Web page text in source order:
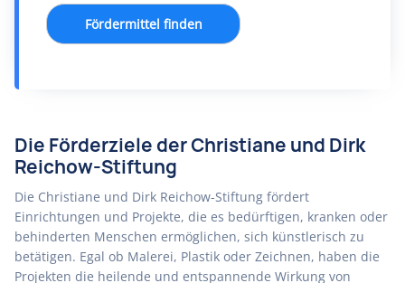
Fördermittel finden
Die Förderziele der Christiane und Dirk
Reichow-Stiftung
Die Christiane und Dirk Reichow-Stiftung fördert
Einrichtungen und Projekte, die es bedürftigen, kranken oder
behinderten Menschen ermöglichen, sich künstlerisch zu
betätigen. Egal ob Malerei, Plastik oder Zeichnen, haben die
Projekten die heilende und entspannende Wirkung von